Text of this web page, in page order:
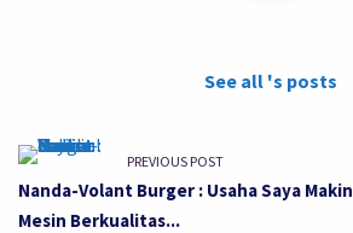
See all 's posts
PREVIOUS POST
Nanda-Volant Burger : Usaha Saya
Mesin Berkualitas...